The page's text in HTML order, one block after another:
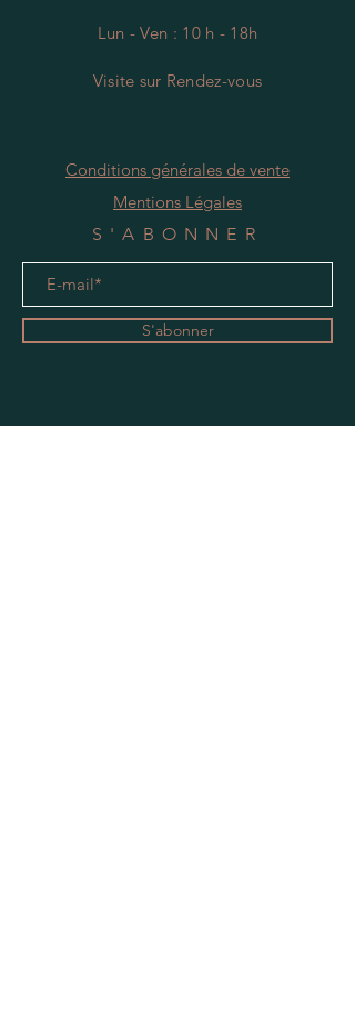
Lun - Ven : 10 h - 18h
Visite sur Rendez-vous
Conditions générales de vente
Mentions Légales
S'ABONNER
S'abonner